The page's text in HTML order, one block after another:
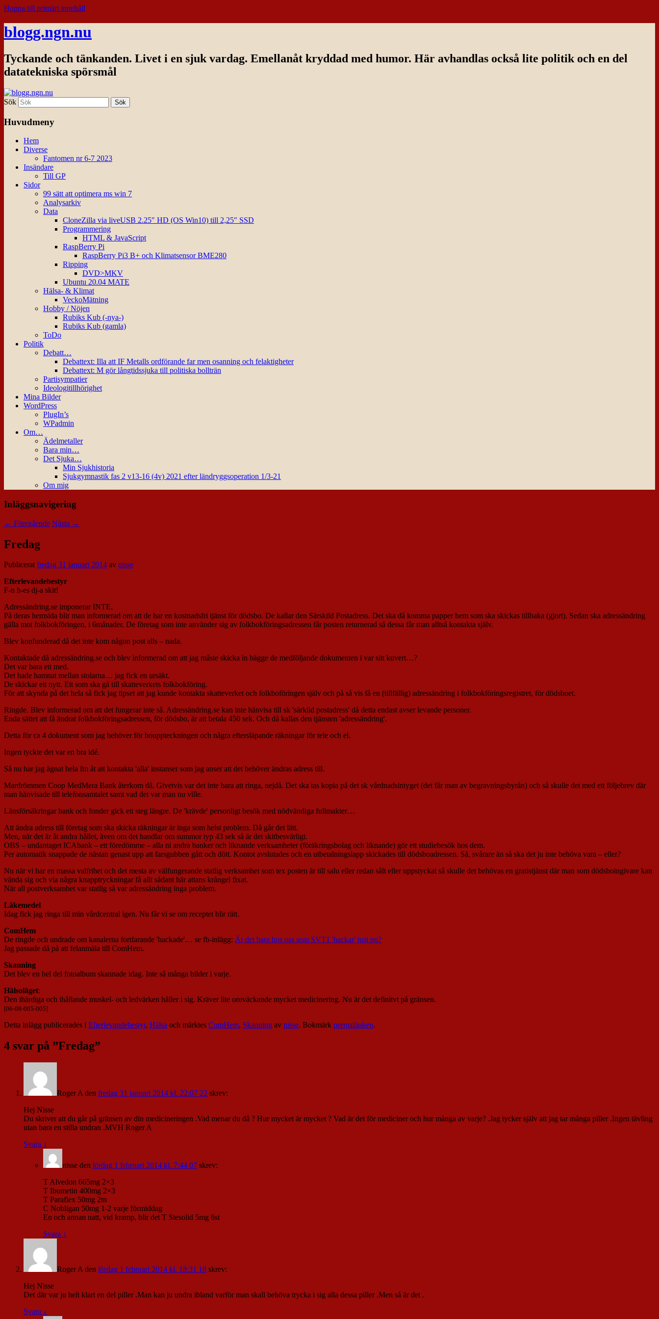
Hoppa till primärt innehåll
blogg.ngn.nu
Tyckande och tänkanden. Livet i en sjuk vardag. Emellanåt kryddad med humor. Här avhandlas också lite politik och en del
datatekniska spörsmål
Sök
Huvudmeny
Hem
Diverse
Fantomen nr 6-7 2023
Insändare
Till GP
Sidor
99 sätt att optimera ms win 7
Analysarkiv
Data
CloneZilla via liveUSB 2.25″ HD (OS Win10) till 2,25″ SSD
Programmering
HTML & JavaScript
RaspBerry Pi
RaspBerry Pi3 B+ och Klimatsensor BME280
Ripping
DVD>MKV
Ubuntu 20.04 MATE
Hälsa- & Klimat
VeckoMätning
Hobby / Nöjen
Rubiks Kub (-nya-)
Rubiks Kub (gamla)
ToDo
Politik
Debatt…
Debattext: Illa att IF Metalls ordförande far men osanning och felaktigheter
Debattext: M gör långtidssjuka till politiska bollträn
Partisympatier
Ideologitillhörighet
Mina Bilder
WordPress
PlugIn’s
WPadmin
Om…
Ädelmetaller
Bara min…
Det Sjuka…
Min Sjukhistoria
Sjukgymnastik fas 2 v13-16 (4v) 2021 efter ländryggsoperation 1/3-21
Om mig
Inläggsnavigering
← Föregående Nästa →
Fredag
Publiceratfredag 31 januari 2014 av nisse
Efterlevandebestyr
F-n h-es dj-a skit!
Adressändring.se imponerar INTE.
På deras hemsida blir man informerad om att de har en kostnadsfri tjänst för dödsbo. De kallar den Särskild Postadress. Det ska då komma papper hem som ska skickas tillbaka (gjort). Sedan ska adressändring
gälla mot folkbokföringen, i 6månader. De företag som inte använder sig av folkbokföringsadressen får posten returnerad så dessa får man alltså kontakta själv.
Blev konfunderad då det inte kom någon post alls – nada.
Kontaktade då adressändring.se och blev informerad om att jag måste skicka in bägge de medföljande dokumenten i var sitt kuvert…?
Det var bara ett med.
Det hade hamnat mellan stolarna… jag fick en ursäkt.
De skickar ett nytt. Ett som ska gå till skatteverkets folkbokföring.
För att skynda på det hela så fick jag tipset att jag kunde kontakta skatteverket och folkboföringen själv och på så vis få en (tillfällig) adressändring i folkbokföringsregistret, för dödsboet.
Ringde. Blev informerad om att det fungerar inte så. Adressändring.se kan inte hänvisa till sk 'särkild postadress' då detta endast avser levande personer.
Enda sättet att få ändrat folkbokföringsadressen, för dödsbo, är att betala 450 sek. Och då kallas den tjänsten 'adressändring'.
Detta för ca 4 dokument som jag behöver för bouppteckningen och några eftersläpande räkningar för tele och el.
Ingen tyckte det var en bra idé.
Så nu har jag ägnat hela fm åt att kontakta 'alla' instanser som jag anser att det behöver ändras adress till.
Mardrömmen Coop MedMera Bank återkom då. Givetvis var det inte bara att ringa, nejdå. Det ska tas kopia på det sk vårdnadsintyget (det får man av begravningsbyrån) och så skulle det med ett följebrev där
man hänvisade till telefonsamtalet samt vad det var man nu ville.
Länsförsäkringar bank och fonder gick ett steg längre. De 'krävde' personligt besök med nödvändiga fullmakter…
Att ändra adress till företag som ska skicka räkningar är inga som helst problem. Då går det lätt.
Men, när det är åt andra hållet, även om det handlar om summor typ 43 sek så är det skitbesvärligt.
OBS – undantaget ICAbank – ett föredömme – alla ni andra banker och liknande verksamheter (föräkringsbolag och liknande) gör ett studiebesök hos dem.
Per automatik snappade de nästan genast upp att farsgubben gått och dött. Kontot avslutades och en utbetalningslapp skickades till dödsboadressen. Så, svårare än så ska det ju inte behöva vara – eller?
Nu när vi har en massa valfrihet och det mesta av välfungerande statlig verksamhet som tex posten är till salu eller redan sålt eller uppstyckat så skulle det behövas en gratistjänst där man som dödsboingivare kan
vända sig och via några knapptryckningar få allt sådant här attans krångel fixat.
När all postverksamhet var statlig så var adressändring inga problem.
Läkemedel
Idag fick jag ringa till min vårdcentral igen. Nu får vi se om receptet blir rätt.
ComHem
De ringde och undrade om kanalerna fortfarande 'hackade'… se fb-inlägg: Är det bara hos oss som SVT1 'hackar' just nu?
Jag passade då på att felanmäla till ComHem.
Skanning
Det blev en hel del fotoalbum skannade idag. Inte så många bilder i varje.
Hälsoläget:
Den ihärdiga och ihållande muskel- och ledvärken håller i sig. Kräver lite oroväckande mycket medicinering. Nu är det definitvt på gränsen.
[06-08-005-005]
Detta inlägg publicerades i Efterlevandebestyr, Hälsa och märktes ComHem, Skanning av nisse. Bokmärk permalänken.
4 svar på ”Fredag”
Roger A den fredag 31 januari 2014 kl. 22:07 22 skrev:
Hej Nisse
Du skriver att du går på gränsen av din medicineringen .Vad menar du då ? Hur mycket är mycket ? Vad är det för mediciner och hur många av varje? .Jag tycker själv att jag tar många piller .Ingen tävling
utan bara en stilla undran .MVH Roger A
Svara ↓
nisse den lördag 1 februari 2014 kl. 7:44 07 skrev:
T Alvedon 665mg 2×3
T Ibumetin 400mg 2×3
T Paraflex 50mg 2tn
C Nobligan 50mg 1-2 varje förmiddag
En och annan natt, vid kramp, blir det T Stesolid 5mg 6st
Svara ↓
Roger A den lördag 1 februari 2014 kl. 18:31 18 skrev:
Hej Nisse
Det där var ju helt klart en del piller .Man kan ju undra ibland varför man skall behöva trycka i sig alla dessa piller .Men så är det .
Svara ↓